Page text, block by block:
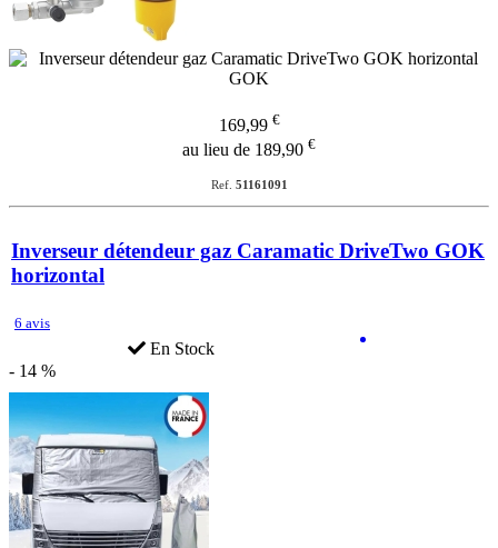
169,99 €
au lieu de 189,90 €
Ref. 51161091
Inverseur détendeur gaz Caramatic DriveTwo GOK
horizontal
6 avis
En Stock
- 14 %